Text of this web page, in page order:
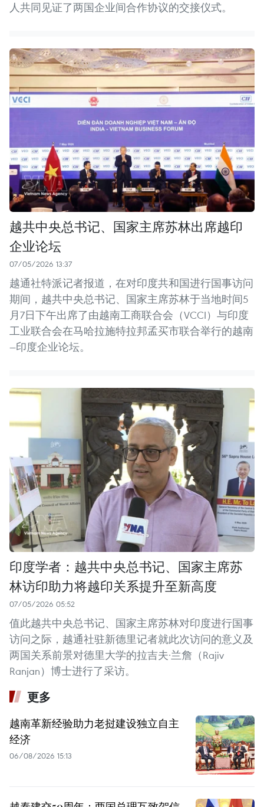
人共同见证了两国企业间合作协议的交接仪式。
越共中央总书记、国家主席苏林出席越印
企业论坛
07/05/2026 13:37
越通社特派记者报道，在对印度共和国进行国事访问
期间，越共中央总书记、国家主席苏林于当地时间5
月7日下午出席了由越南工商联合会（VCCI）与印度
工业联合会在马哈拉施特拉邦孟买市联合举行的越南
—印度企业论坛。
印度学者：越共中央总书记、国家主席苏
林访印助力将越印关系提升至新高度
07/05/2026 05:52
值此越共中央总书记、国家主席苏林对印度进行国事
访问之际，越通社驻新德里记者就此次访问的意义及
两国关系前景对德里大学的拉吉夫·兰詹（Rajiv
Ranjan）博士进行了采访。
更多
越南革新经验助力老挝建设独立自主
经济
06/08/2026 15:13